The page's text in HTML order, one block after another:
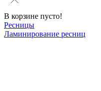
В корзине пусто!
Ресницы
Ламинирование ресниц